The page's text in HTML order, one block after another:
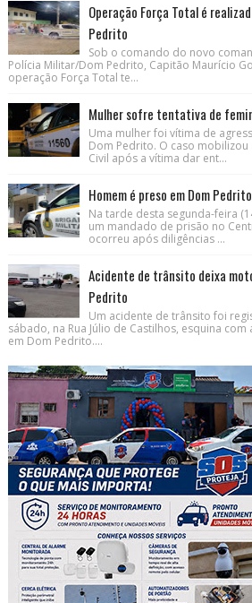
Operação Força Total é
Pedrito
Sob o comando do novo
Polícia Militar/Dom Pedrito, Capitão Maurício
operação Força Total te...
Mulher sofre tentativa de
Uma mulher foi vítima de
Dom Pedrito. O caso mobilizou
Civil após a vítima dar ent...
Homem é preso em Dom Pedrito
Na tarde desta segunda-feira
um mandado de prisão no
ocorreu após diligências ...
Acidente de trânsito deixa
Pedrito
Um acidente de trânsito foi
sábado, na Rua Júlio de Castilhos, esquina
em Dom Pedrito....